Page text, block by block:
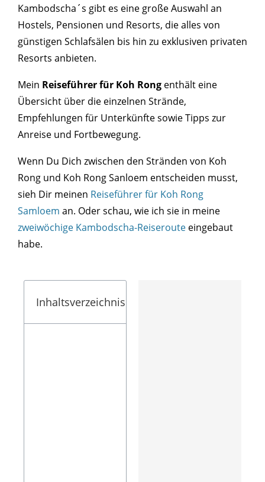
Kambodscha´s gibt es eine große Auswahl an
Hostels, Pensionen und Resorts, die alles von
günstigen Schlafsälen bis hin zu exklusiven privaten
Resorts anbieten.
Mein Reiseführer für Koh Rong enthält eine
Übersicht über die einzelnen Strände,
Empfehlungen für Unterkünfte sowie Tipps zur
Anreise und Fortbewegung.
Wenn Du Dich zwischen den Stränden von Koh
Rong und Koh Rong Sanloem entscheiden musst,
sieh Dir meinen Reiseführer für Koh Rong
Samloem an. Oder schau, wie ich sie in meine
zweiwöchige Kambodscha-Reiseroute eingebaut
habe.
Inhaltsverzeichnis